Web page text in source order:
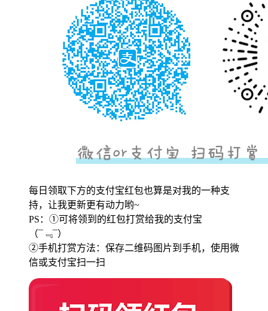
每日领取下方的支付宝红包也算是对我的一种支
持，让我更新更有动力哟~
PS：①可将领到的红包打赏给我的支付宝
（¯﹃¯）
②手机打赏方法：保存二维码图片到手机，使用微
信或支付宝扫一扫